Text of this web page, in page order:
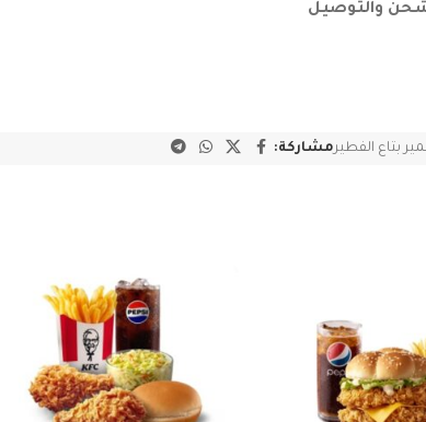
والتوصيل
بتاع الفطيرمشاركة: